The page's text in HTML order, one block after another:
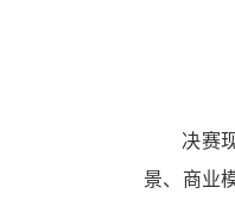
决赛
景、商业